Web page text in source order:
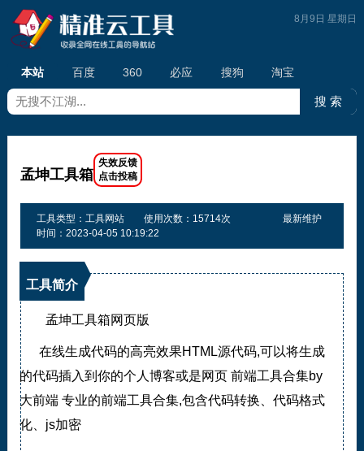
本站 百度 360 必应 搜狗 淘宝
8月9日 星期日
孟坤工具箱
工具类型：工具网站 使用次数：15714次
最新维护
时间：2023-04-05 10:19:22
工具简介
孟坤工具箱网页版
在线生成代码的高亮效果HTML源代码,可以将生成
的代码插入到你的个人博客或是网页 前端工具合集by
大前端 专业的前端工具合集,包含代码转换、代码格式
化、js加密